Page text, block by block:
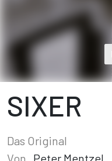
SIXER
Das Original
Von
Peter Mentzel